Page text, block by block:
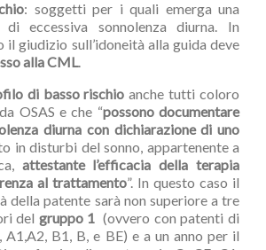
: soggetti per i quali emerga una
di eccessiva sonnolenza diurna. In
il giudizio sull’idoneità alla guida deve
alla CML.
di basso rischio anche tutti coloro
OSAS e che “possono documentare
diurna con dichiarazione di uno
in disturbi del sonno, appartenente a
attestante l’efficacia della terapia
al trattamento”. In questo caso il
della patente sarà non superiore a tre
del gruppo 1 (ovvero con patenti di
B1, B, e BE) e a un anno per il